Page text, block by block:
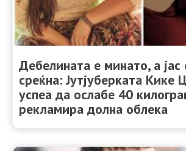
Дебелината е минато, а јас
среќна: Јутјуберката Кике
успеа да ослабе 40
рекламира долна облека